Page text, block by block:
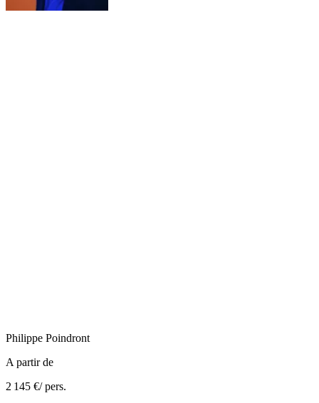
Philippe Poindront
A partir de
2 145 €/ pers.